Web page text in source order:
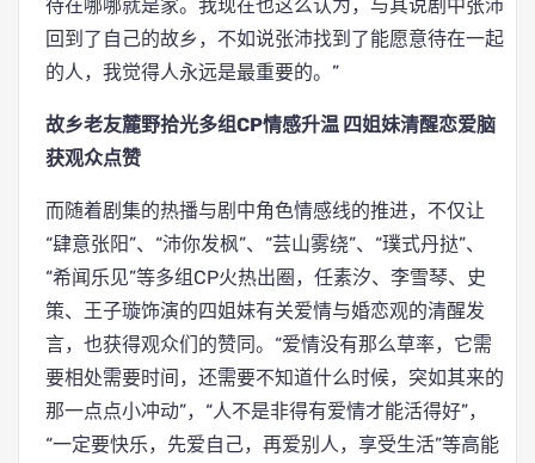
待在哪哪就是家。我现在也这么认为，与其说剧中张沛
回到了自己的故乡，不如说张沛找到了能愿意待在一起
的人，我觉得人永远是最重要的。”
故乡老友麓野拾光多组CP情感升温 四姐妹清醒恋爱脑
获观众点赞
而随着剧集的热播与剧中角色情感线的推进，不仅让
“肆意张阳”、“沛你发枫”、“芸山雾绕”、“璞式丹挞”、
“希闻乐见”等多组CP火热出圈，任素汐、李雪琴、史
策、王子璇饰演的四姐妹有关爱情与婚恋观的清醒发
言，也获得观众们的赞同。“爱情没有那么草率，它需
要相处需要时间，还需要不知道什么时候，突如其来的
那一点点小冲动”，“人不是非得有爱情才能活得好”，
“一定要快乐，先爱自己，再爱别人，享受生活”等高能